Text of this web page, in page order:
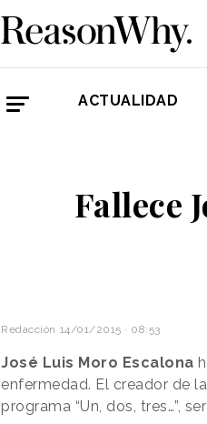
ACTUALIDAD
Fallece
Redacción 14/01/2015 · 08:53
José Luis Moro Escalona
enfermedad. El creador de la
programa “Un, dos, tres…”,